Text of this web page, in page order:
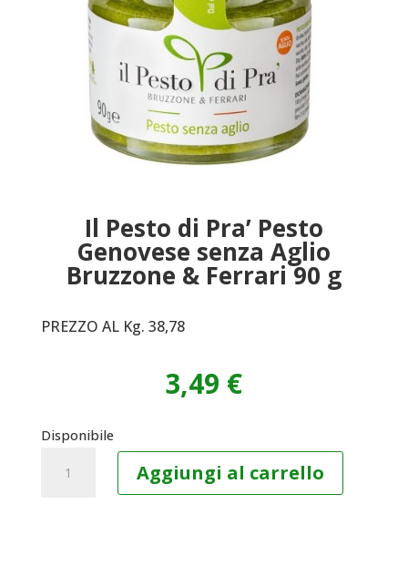
Il Pesto di Pra’ Pesto
Genovese senza Aglio
Bruzzone & Ferrari 90 g
PREZZO AL Kg. 38,78
3,49 €
Disponibile
Pesto
Aggiungi al carrello